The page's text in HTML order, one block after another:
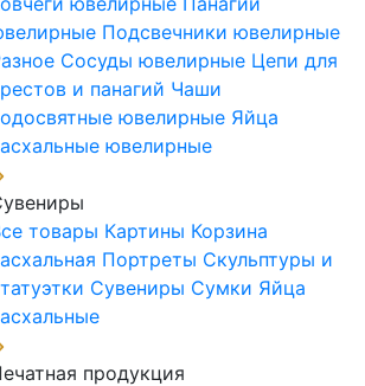
Подсвечники ювелирные
Сосуды ювелирные Цепи для
и панагий Чаши
ювелирные Яйца
ювелирные
товары Картины Корзина
Портреты Скульптуры и
Сувениры Сумки Яйца
продукция